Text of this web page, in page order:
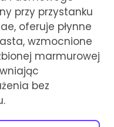
przy przystanku
oferuje płynne
wzmocnione
marmurowej
bez